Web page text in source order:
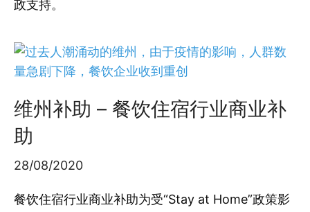
政支持。
维州补助 – 餐饮住宿行业商业补
助
28/08/2020
餐饮住宿行业商业补助为受“Stay at Home”政策影